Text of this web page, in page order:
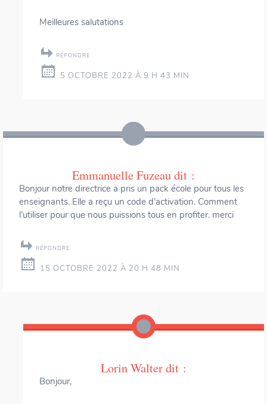
Meilleures salutations
RÉPONDRE
5 OCTOBRE 2022 À 9 H 43 MIN
Emmanuelle Fuzeaudit :
Bonjour notre directrice a pris un pack école pour tous les
enseignants. Elle a reçu un code d’activation. Comment
l’utiliser pour que nous puissions tous en profiter. merci
RÉPONDRE
15 OCTOBRE 2022 À 20 H 48 MIN
Lorin Walterdit :
Bonjour,